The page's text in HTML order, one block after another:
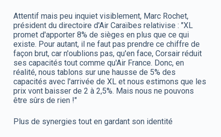
Attentif mais peu inquiet visiblement, Marc Rochet,
président du directoire d'Air Caraïbes relativise : "XL
promet d'apporter 8% de sièges en plus que ce qui
existe. Pour autant, il ne faut pas prendre ce chiffre de
façon brut, car n'oublions pas, qu'en face, Corsair réduit
ses capacités tout comme qu'Air France. Donc, en
réalité, nous tablons sur une hausse de 5% des
capacités avec l'arrivée de XL et nous estimons que les
prix vont baisser de 2 à 2,5%. Mais nous ne pouvons
être sûrs de rien !"
Plus de synergies tout en gardant son identité